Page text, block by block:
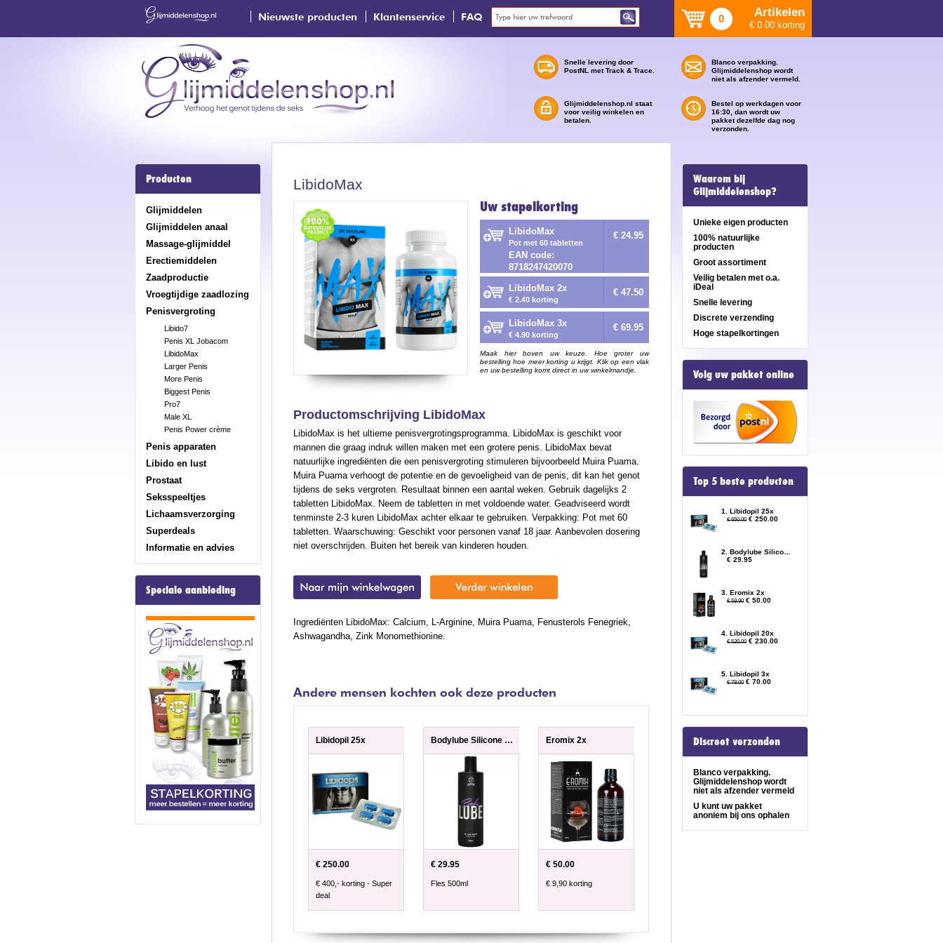
Nieuwste producten Klantenservice FAQ 0 Artikelen
€ 0.00 korting
Snelle levering door
PostNL met Track & Trace.
Glijmiddelenshop.nl staat
voor veilig winkelen en
betalen.
Blanco verpakking.
Glijmiddelenshop wordt
niet als afzender vermeld.
Bestel op werkdagen voor
16:30, dan wordt uw
pakket dezelfde dag nog
verzonden.
Producten
Glijmiddelen
Glijmiddelen anaal
Massage-glijmiddel
Erectiemiddelen
Zaadproductie
Vroegtijdige zaadlozing
Penisvergroting
Libido7
Penis XL Jobacom
LibidoMax
Larger Penis
More Penis
Biggest Penis
Pro7
Male XL
Penis Power crème
Penis apparaten
Libido en lust
Prostaat
Seksspeeltjes
Lichaamsverzorging
Superdeals
Informatie en advies
Speciale aanbieding
LibidoMax
Uw stapelkorting
LibidoMax
Pot met 60 tabletten
EAN code:
8718247420070
€ 24.95
LibidoMax 2x
€ 2.40 korting
€ 47.50
LibidoMax 3x
€ 4.90 korting
€ 69.95
Maak hier boven uw keuze. Hoe groter uw
bestelling hoe meer korting u krijgt. Klik op een vlak
en uw bestelling komt direct in uw winkelmandje.
Productomschrijving LibidoMax
LibidoMax is het ultieme penisvergrotingsprogramma. LibidoMax is geschikt voor
mannen die graag indruk willen maken met een grotere penis. LibidoMax bevat
natuurlijke ingrediënten die een penisvergroting stimuleren bijvoorbeeld Muira Puama.
Muira Puama verhoogt de potentie en de gevoeligheid van de penis, dit kan het genot
tijdens de seks vergroten. Resultaat binnen een aantal weken. Gebruik dagelijks 2
tabletten LibidoMax. Neem de tabletten in met voldoende water. Geadviseerd wordt
tenminste 2-3 kuren LibidoMax achter elkaar te gebruiken. Verpakking: Pot met 60
tabletten. Waarschuwing: Geschikt voor personen vanaf 18 jaar. Aanbevolen dosering
niet overschrijden. Buiten het bereik van kinderen houden.
Ingrediënten LibidoMax: Calcium, L-Arginine, Muira Puama, Fenusterols Fenegriek,
Ashwagandha, Zink Monomethionine.
Andere mensen kochten ook deze producten
Libidopil 25x
€ 250.00
€ 400,- korting - Super
deal
Bodylube Silicone Based 500ml
€ 29.95
Fles 500ml
Eromix 2x
€ 50.00
€ 9,90 korting
Waarom bij
Glijmiddelenshop?
Unieke eigen producten
100% natuurlijke
producten
Groot assortiment
Veilig betalen met o.a.
iDeal
Snelle levering
Discrete verzending
Hoge stapelkortingen
Volg uw pakket online
Top 5 beste producten
1. Libidopil 25x
€ 650.00 € 250.00
€ 29.95
3. Eromix 2x
€ 59.90 € 50.00
4. Libidopil 20x
€ 520.00 € 230.00
5. Libidopil 3x
€ 78.00 € 70.00
Discreet verzonden
Blanco verpakking.
Glijmiddelenshop wordt
niet als afzender vermeld
U kunt uw pakket
anoniem bij ons ophalen